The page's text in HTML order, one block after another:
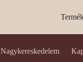
Nagykereskedelem